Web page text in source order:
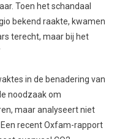
Toen het schandaal
bekend raakte, kwamen
terecht, maar bij het
in de benadering van
noodzaak om
maar analyseert niet
recent Oxfam-rapport